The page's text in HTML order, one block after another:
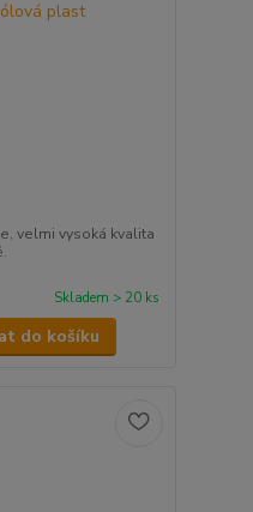
velmi vysoká kvalita
Skladem > 20 ks
do košíku